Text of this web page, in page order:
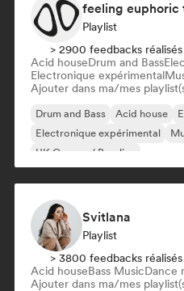
feeling euphoric
Playlist
> 2900 feedbacks réalisés
Acid houseDrum and Bass
Electronique expérimental
Ajouter dans ma/mes
Drum and Bass Acid house
Electronique expérimental
UK Garage / Bassline
Svitlana
Playlist
> 3800 feedbacks réalisés
Acid houseBass MusicDance
Ajouter dans ma/mes